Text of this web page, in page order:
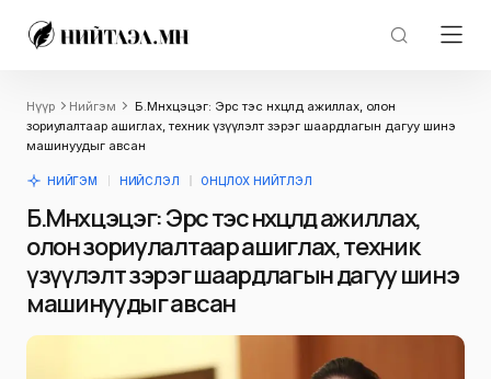
Нүүр Нийгэм
Б.Мөнхцэцэг: Эрс тэс нөхцөлд ажиллах, олон
зориулалтаар ашиглах, техник үзүүлэлт зэрэг шаардлагын дагуу шинэ
машинуудыг авсан
НИЙГЭМ НИЙСЛЭЛ ОНЦЛОХ НИЙТЛЭЛ
Б.Мөнхцэцэг: Эрс тэс нөхцөлд ажиллах,
олон зориулалтаар ашиглах, техник
үзүүлэлт зэрэг шаардлагын дагуу шинэ
машинуудыг авсан